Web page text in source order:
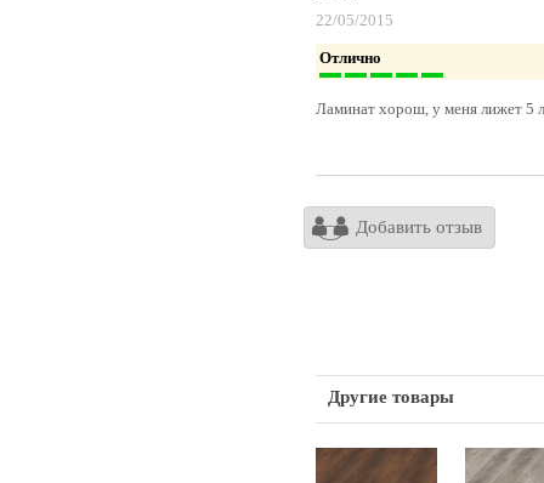
22/05/2015
Отлично
Ламинат хорош, у меня лижет 5
Добавить отзыв
Другие товары